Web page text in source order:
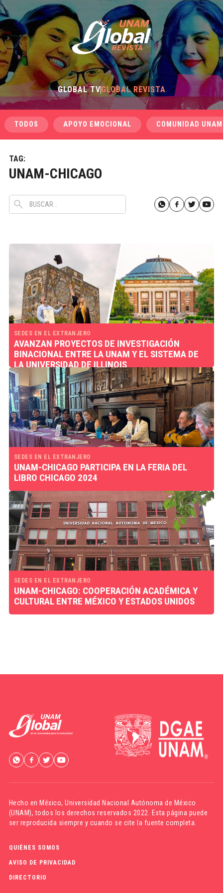
GLOBAL TVGLOBAL REVISTA
TODOS APOYO EMOCIONAL COMUNIDAD UNAM
TAG:
UNAM-CHICAGO
SEDES EN EL EXTRANJERO
AVANZAN PROYECTOS DE INVESTIGACIÓN
BINACIONAL ENTRE LA UNAM Y EL SISTEMA DE
LA UNIVERSIDAD DE ILLINOIS
SEDES EN EL EXTRANJERO
UNAM-CHICAGO PARTICIPA EN LA FERIA DEL
LIBRO CHICAGO 2024
SEDES EN EL EXTRANJERO
UNAM-CHICAGO: COOPERACIÓN ACADÉMICA Y
CULTURAL ENTRE MÉXICO Y ESTADOS UNIDOS
Hecho en México,Universidad Nacional Autónoma de México
(UNAM), todos los derechos reservados 2022. Esta página puede
ser reproducida siempre y cuando se cite la fuente completa.
QUIÉNES SOMOS
AVISO DE PRIVACIDAD
DIRECTORIO